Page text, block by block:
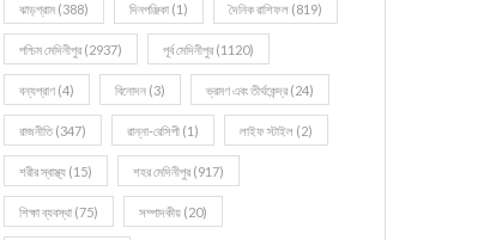
ঝাড়গ্রাম (388) দিনপঞ্জিকা (1) দৈনিক রাশিফল (819)
পশ্চিম মেদিনীপুর (2937) পূর্ব মেদিনীপুর (1120)
বন্যপ্রাণ (4) বিনোদন (3) ভ্রমণ এবং তীর্থকেন্দ্র (24)
রাজনীতি(347) রান্না-রেসিপী (1) লাইফ স্টাইল (2)
শরীর স্বাস্থ্য (15) শহর মেদিনীপুর (917)
শিক্ষা ব্যবস্থা (75) সম্পাদকীয় (20)